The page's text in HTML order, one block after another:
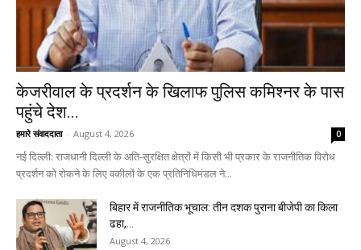
केजरीवाल के प्रदर्शन के खिलाफ पुलिस कमिश्नर के पास
पहुंचे देश...
हमारे संवाददाता - August 4, 2026 0
नई दिल्ली: राजधानी दिल्ली के अति-सुरक्षित क्षेत्रों में किसी भी प्रकार के राजनीतिक विरोध
प्रदर्शन को रोकने के लिए वकीलों के एक प्रतिनिधिमंडल ने...
बिहार में राजनीतिक भूचाल: तीन दशक पुराना बीजेपी का किला
ढहा,...
August 4, 2026